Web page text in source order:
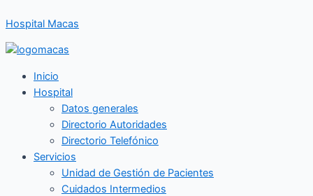
al
contenido
Hospital Macas
Inicio
Hospital
Datos generales
Directorio Autoridades
Directorio Telefónico
Servicios
Unidad de Gestión de Pacientes
Cuidados Intermedios